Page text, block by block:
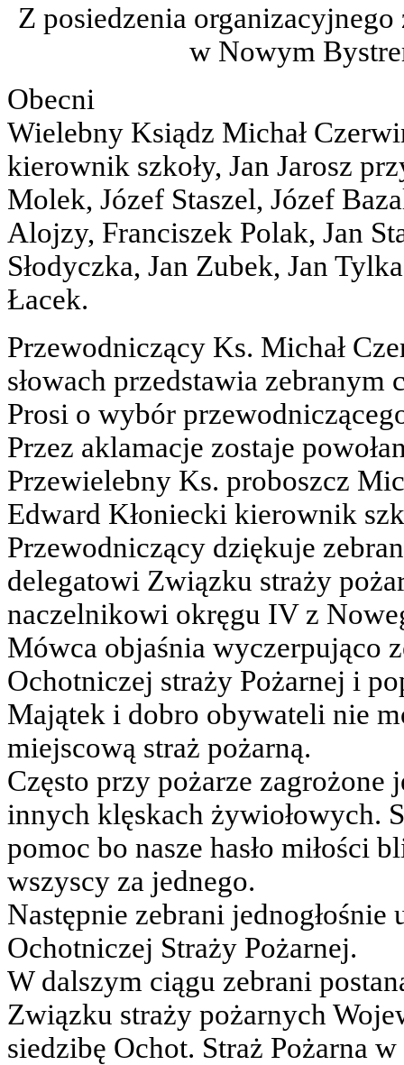
Z posiedzenia
w Nowym
Obecni
Wielebny Ksiądz Michał
kierownik szkoły, Jan Jarosz
Molek, Józef Staszel, Józef
Alojzy, Franciszek Polak, Jan
Słodyczka, Jan Zubek, Jan
Łacek.
Przewodniczący Ks. Michał
słowach przedstawia
Prosi o wybór
Przez aklamacje zostaje
Przewielebny Ks. proboszcz
Edward Kłoniecki kierownik
Przewodniczący dziękuje
delegatowi Związku straży
naczelnikowi okręgu IV z
Mówca objaśnia wyczerpująco
Ochotniczej straży Pożarnej i
Majątek i dobro obywateli nie
miejscową straż pożarną.
Często przy pożarze
innych klęskach żywiołowych.
pomoc bo nasze hasło miłości
wszyscy za jednego.
Następnie zebrani jednogłośnie
Ochotniczej Straży Pożarnej.
W dalszym ciągu zebrani
Związku straży pożarnych
siedzibę Ochot. Straż Pożarna